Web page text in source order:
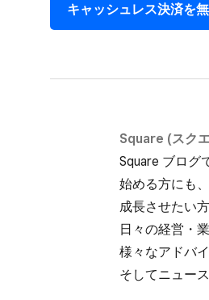
キャッシュレス決済を​
Square (スク
Square ブログ
始める方にも
成長させたい
日々の​経営・
様々な​アドバ
そして​ニュー